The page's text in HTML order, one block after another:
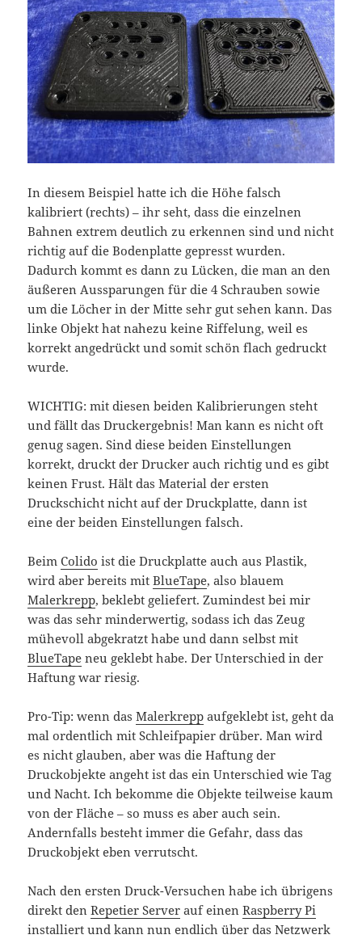
In diesem Beispiel hatte ich die Höhe falsch
kalibriert (rechts) – ihr seht, dass die einzelnen
Bahnen extrem deutlich zu erkennen sind und nicht
richtig auf die Bodenplatte gepresst wurden.
Dadurch kommt es dann zu Lücken, die man an den
äußeren Aussparungen für die 4 Schrauben sowie
um die Löcher in der Mitte sehr gut sehen kann. Das
linke Objekt hat nahezu keine Riffelung, weil es
korrekt angedrückt und somit schön flach gedruckt
wurde.
WICHTIG: mit diesen beiden Kalibrierungen steht
und fällt das Druckergebnis! Man kann es nicht oft
genug sagen. Sind diese beiden Einstellungen
korrekt, druckt der Drucker auch richtig und es gibt
keinen Frust. Hält das Material der ersten
Druckschicht nicht auf der Druckplatte, dann ist
eine der beiden Einstellungen falsch.
BeimColido ist die Druckplatte auch aus Plastik,
wird aber bereits mitBlueTape, also blauem
Malerkrepp, beklebt geliefert. Zumindest bei mir
was das sehr minderwertig, sodass ich das Zeug
mühevoll abgekratzt habe und dann selbst mit
BlueTape neu geklebt habe. Der Unterschied in der
Haftung war riesig.
Pro-Tip: wenn dasMalerkrepp aufgeklebt ist, geht da
mal ordentlich mit Schleifpapier drüber. Man wird
es nicht glauben, aber was die Haftung der
Druckobjekte angeht ist das ein Unterschied wie Tag
und Nacht. Ich bekomme die Objekte teilweise kaum
von der Fläche – so muss es aber auch sein.
Andernfalls besteht immer die Gefahr, dass das
Druckobjekt eben verrutscht.
Nach den ersten Druck-Versuchen habe ich übrigens
direkt denRepetier Server auf einenRaspberry Pi
installiert und kann nun endlich über das Netzwerk